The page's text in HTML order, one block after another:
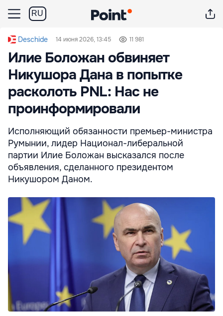
RU
Deschide 14 июня 2026, 13:45 11 981
Илие Боложан обвиняет
Никушора Дана в попытке
расколоть PNL: Нас не
проинформировали
Исполняющий обязанности премьер-министра
Румынии, лидер Национал-либеральной
партии Илие Боложан высказался после
объявления, сделанного президентом
Никушором Даном.